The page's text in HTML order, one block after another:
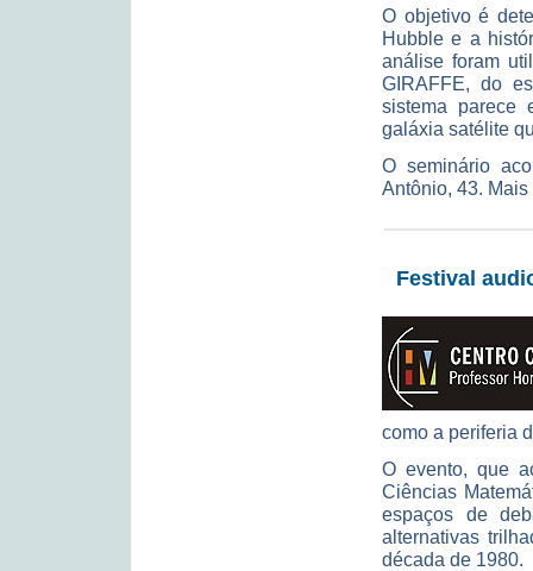
O objetivo é
Hubble e a
análise foram
GIRAFFE, do
sistema parece
galáxia satélite
O seminário
Antônio, 43.
Festival
como a periferia
O evento, que
Ciências
espaços de
alternativas
década de 1980.